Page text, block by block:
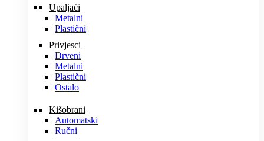
Upaljači
Metalni
Plastični
Privjesci
Drveni
Metalni
Plastični
Ostalo
Kišobrani
Automatski
Ručni